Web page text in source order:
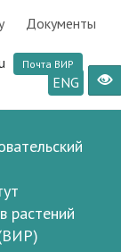
Документы
Почта ВИР
ENG
растений